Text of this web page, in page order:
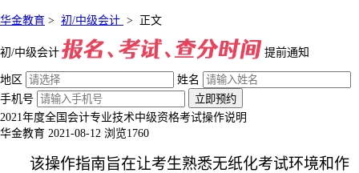
华金教育 > 初/中级会计 > 正文
初/中级会计 提前通知
地区
姓名
手机号
立即预约
2021年度全国会计专业技术中级资格考试操作说明
华金教育 2021-08-12 浏览1760
该操作指南旨在让考生熟悉无纸化考试环境和作